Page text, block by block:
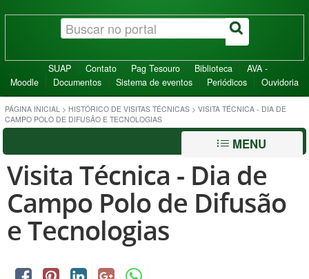
SUAP Contato Pag Tesouro Biblioteca
AVA -
Moodle
Documentos Sistema de eventos Periódicos Ouvidoria
PÁGINA INICIAL > HISTÓRICO DE VISITAS TÉCNICAS > VISITA TÉCNICA - DIA DE
CAMPO POLO DE DIFUSÃO E TECNOLOGIAS
MENU
Visita Técnica - Dia de
Campo Polo de Difusão
e Tecnologias